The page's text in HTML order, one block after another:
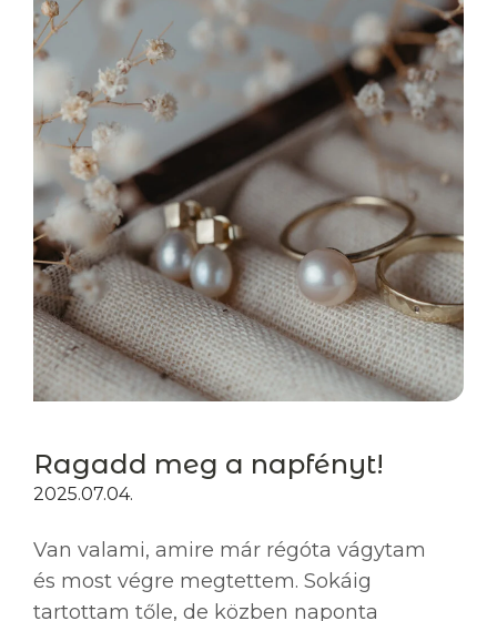
Ragadd meg a napfényt!
2025.07.04.
Van valami, amire már régóta vágytam
és most végre megtettem. Sokáig
tartottam tőle, de közben naponta